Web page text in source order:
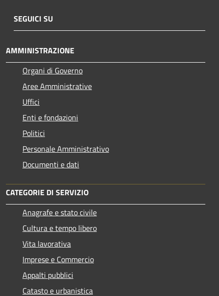
SEGUICI SU
AMMINISTRAZIONE
Organi di Governo
Aree Amministrative
Uffici
Enti e fondazioni
Politici
Personale Amministrativo
Documenti e dati
CATEGORIE DI SERVIZIO
Anagrafe e stato civile
Cultura e tempo libero
Vita lavorativa
Imprese e Commercio
Appalti pubblici
Catasto e urbanistica